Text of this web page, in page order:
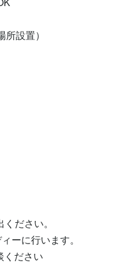
設置）
ださい。
ーに行います。
ください